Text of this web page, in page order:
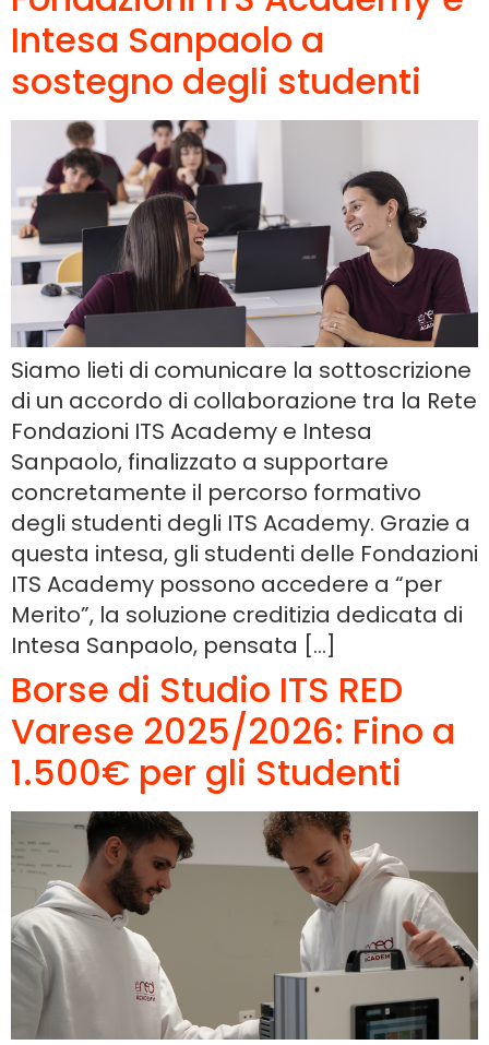
Intesa Sanpaolo a
sostegno degli studenti
Siamo lieti di comunicare la sottoscrizione
di un accordo di collaborazione tra la Rete
Fondazioni ITS Academy e Intesa
Sanpaolo, finalizzato a supportare
concretamente il percorso formativo
degli studenti degli ITS Academy. Grazie a
questa intesa, gli studenti delle Fondazioni
ITS Academy possono accedere a “per
Merito”, la soluzione creditizia dedicata di
Intesa Sanpaolo, pensata […]
Borse di Studio ITS RED
Varese 2025/2026: Fino a
1.500€ per gli Studenti